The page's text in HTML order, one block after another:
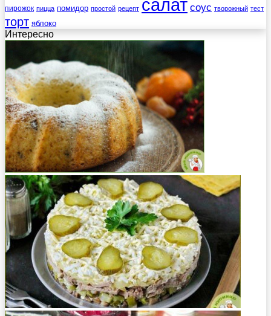
пирожок пицца помидор простой рецепт салат соус творожный тест
торт яблоко
Интересно